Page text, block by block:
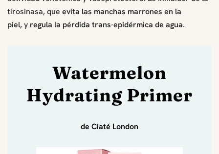
tirosinasa, que evita las manchas marrones en la
piel,y regula la pérdida trans-epidérmica de agua.
Watermelon
Hydrating Primer
de Ciaté London